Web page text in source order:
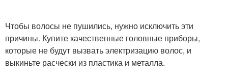
Чтобы волосы не пушились, нужно исключить эти
причины. Купите качественные головные приборы,
которые не будут вызвать электризацию волос, и
выкиньте расчески из пластика и металла.